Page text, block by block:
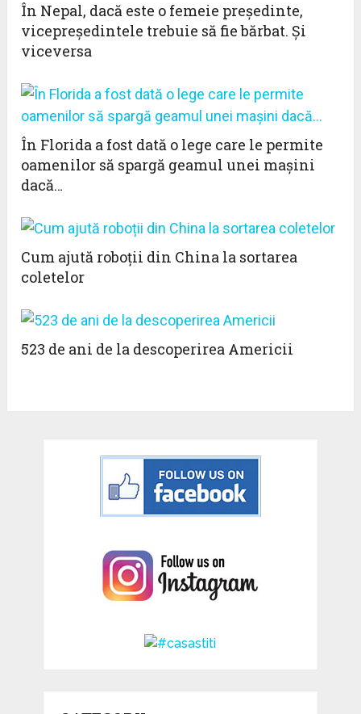
În Nepal, dacă este o femeie președinte,
vicepreședintele trebuie să fie bărbat. Și
viceversa
În Florida a fost dată o lege care le permite
oamenilor să spargă geamul unei mașini
dacă…
Cum ajută roboții din China la sortarea
coletelor
523 de ani de la descoperirea Americii